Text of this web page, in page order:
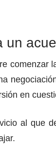
un
comenzar
en
al que